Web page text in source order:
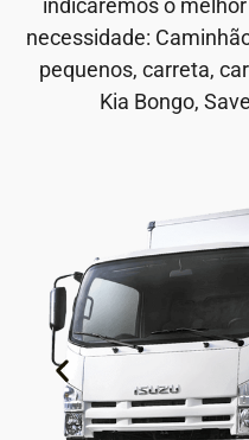
necessidade:
pequenos, carreta,
Kia Bongo,